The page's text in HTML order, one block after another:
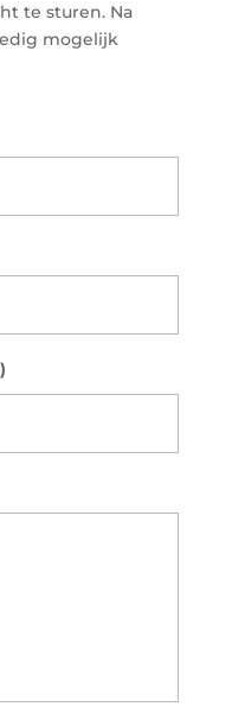
te sturen. Na
mogelijk